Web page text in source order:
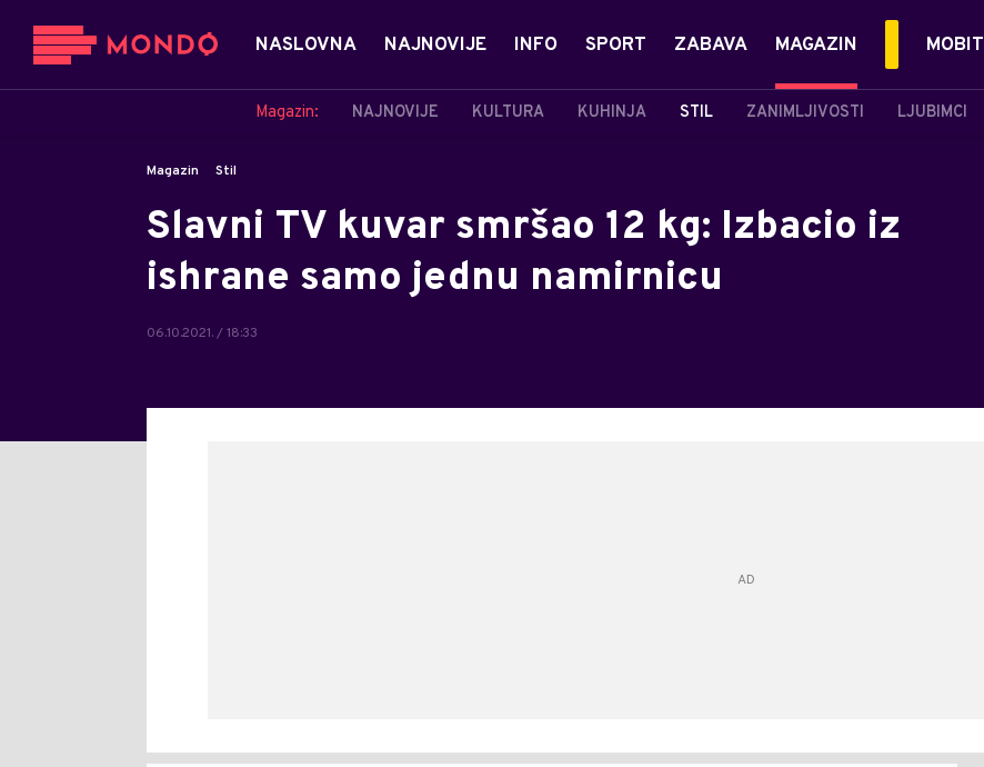
NASLOVNA NAJNOVIJE INFO SPORT ZABAVA MAGAZIN
Magazin: NAJNOVIJE KULTURA KUHINJA STIL ZANIMLJIVOSTI LJUBIMCI
MOBIT
Magazin Stil
Slavni TV kuvar smršao 12 kg: Izbacio iz
ishrane samo jednu namirnicu
06.10.2021. / 18:33